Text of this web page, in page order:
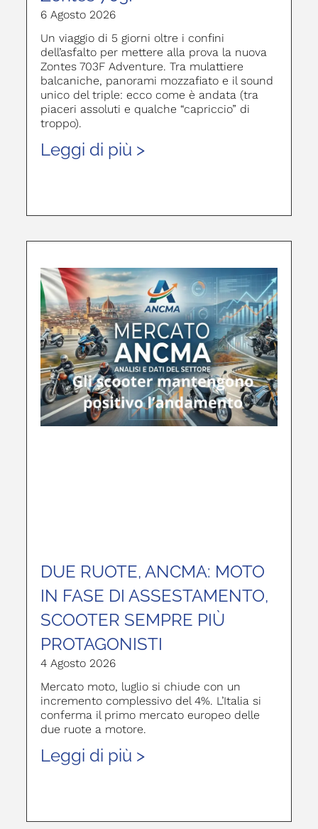
6 Agosto 2026
Un viaggio di 5 giorni oltre i confini
dell’asfalto per mettere alla prova la nuova
Zontes 703F Adventure. Tra mulattiere
balcaniche, panorami mozzafiato e il sound
unico del triple: ecco come è andata (tra
piaceri assoluti e qualche “capriccio” di
troppo).
Leggi di più >
DUE RUOTE, ANCMA: MOTO
IN FASE DI ASSESTAMENTO,
SCOOTER SEMPRE PIÙ
PROTAGONISTI
4 Agosto 2026
Mercato moto, luglio si chiude con un
incremento complessivo del 4%. L’Italia si
conferma il primo mercato europeo delle
due ruote a motore.
Leggi di più >